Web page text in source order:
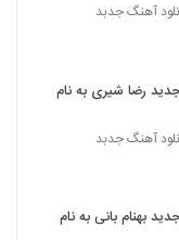
من
آرش بهمنی
آهنگ جدبد
رضا شیری به نام
آهنگ جدبد
بهنام بانی به نام